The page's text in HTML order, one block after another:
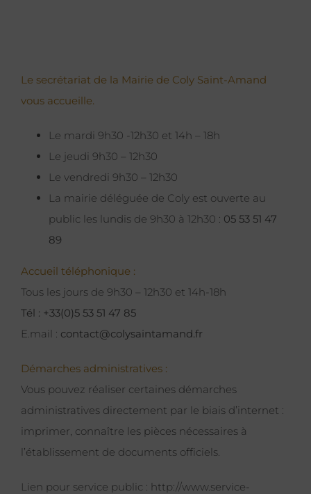
Le secrétariat de la Mairie de Coly Saint-Amand
vous accueille.
Le mardi 9h30 -12h30 et 14h – 18h
Le jeudi 9h30 – 12h30
Le vendredi 9h30 – 12h30
La mairie déléguée de Coly est ouverte au
public les lundis de 9h30 à 12h30 : 05 53 51 47
89
Accueil téléphonique :
Tous les jours de 9h30 – 12h30 et 14h-18h
Tél : +33(0)5 53 51 47 85
E.mail : contact@colysaintamand.fr
Démarches administratives :
Vous pouvez réaliser certaines démarches
administratives directement par le biais d’internet :
imprimer, connaître les pièces nécessaires à
l’établissement de documents officiels.
Lien pour service public : http://www.service-